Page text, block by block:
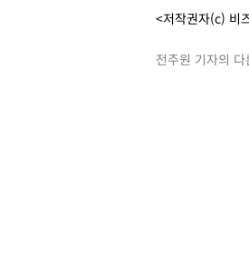
<저작권자(c) 비
전주원 기자의 다